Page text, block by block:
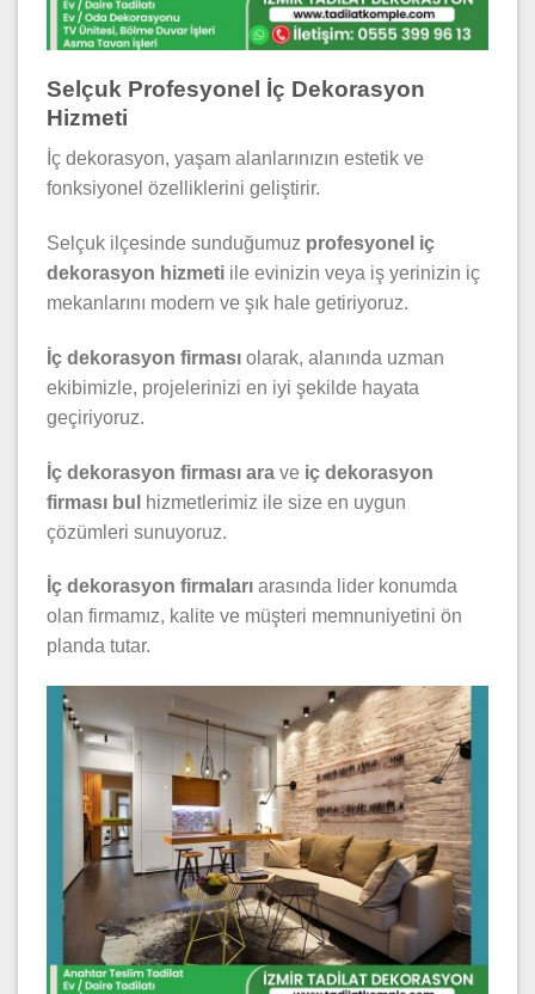
Selçuk Profesyonel İç Dekorasyon
Hizmeti
İç dekorasyon, yaşam alanlarınızın estetik ve
fonksiyonel özelliklerini geliştirir.
Selçuk ilçesinde sunduğumuz profesyonel iç
dekorasyon hizmeti ile evinizin veya iş yerinizin iç
mekanlarını modern ve şık hale getiriyoruz.
İç dekorasyon firması olarak, alanında uzman
ekibimizle, projelerinizi en iyi şekilde hayata
geçiriyoruz.
İç dekorasyon firması ara ve iç dekorasyon
firması bul
hizmetlerimiz ile size en uygun
çözümleri sunuyoruz.
İç dekorasyon firmaları arasında lider konumda
olan firmamız, kalite ve müşteri memnuniyetini ön
planda tutar.